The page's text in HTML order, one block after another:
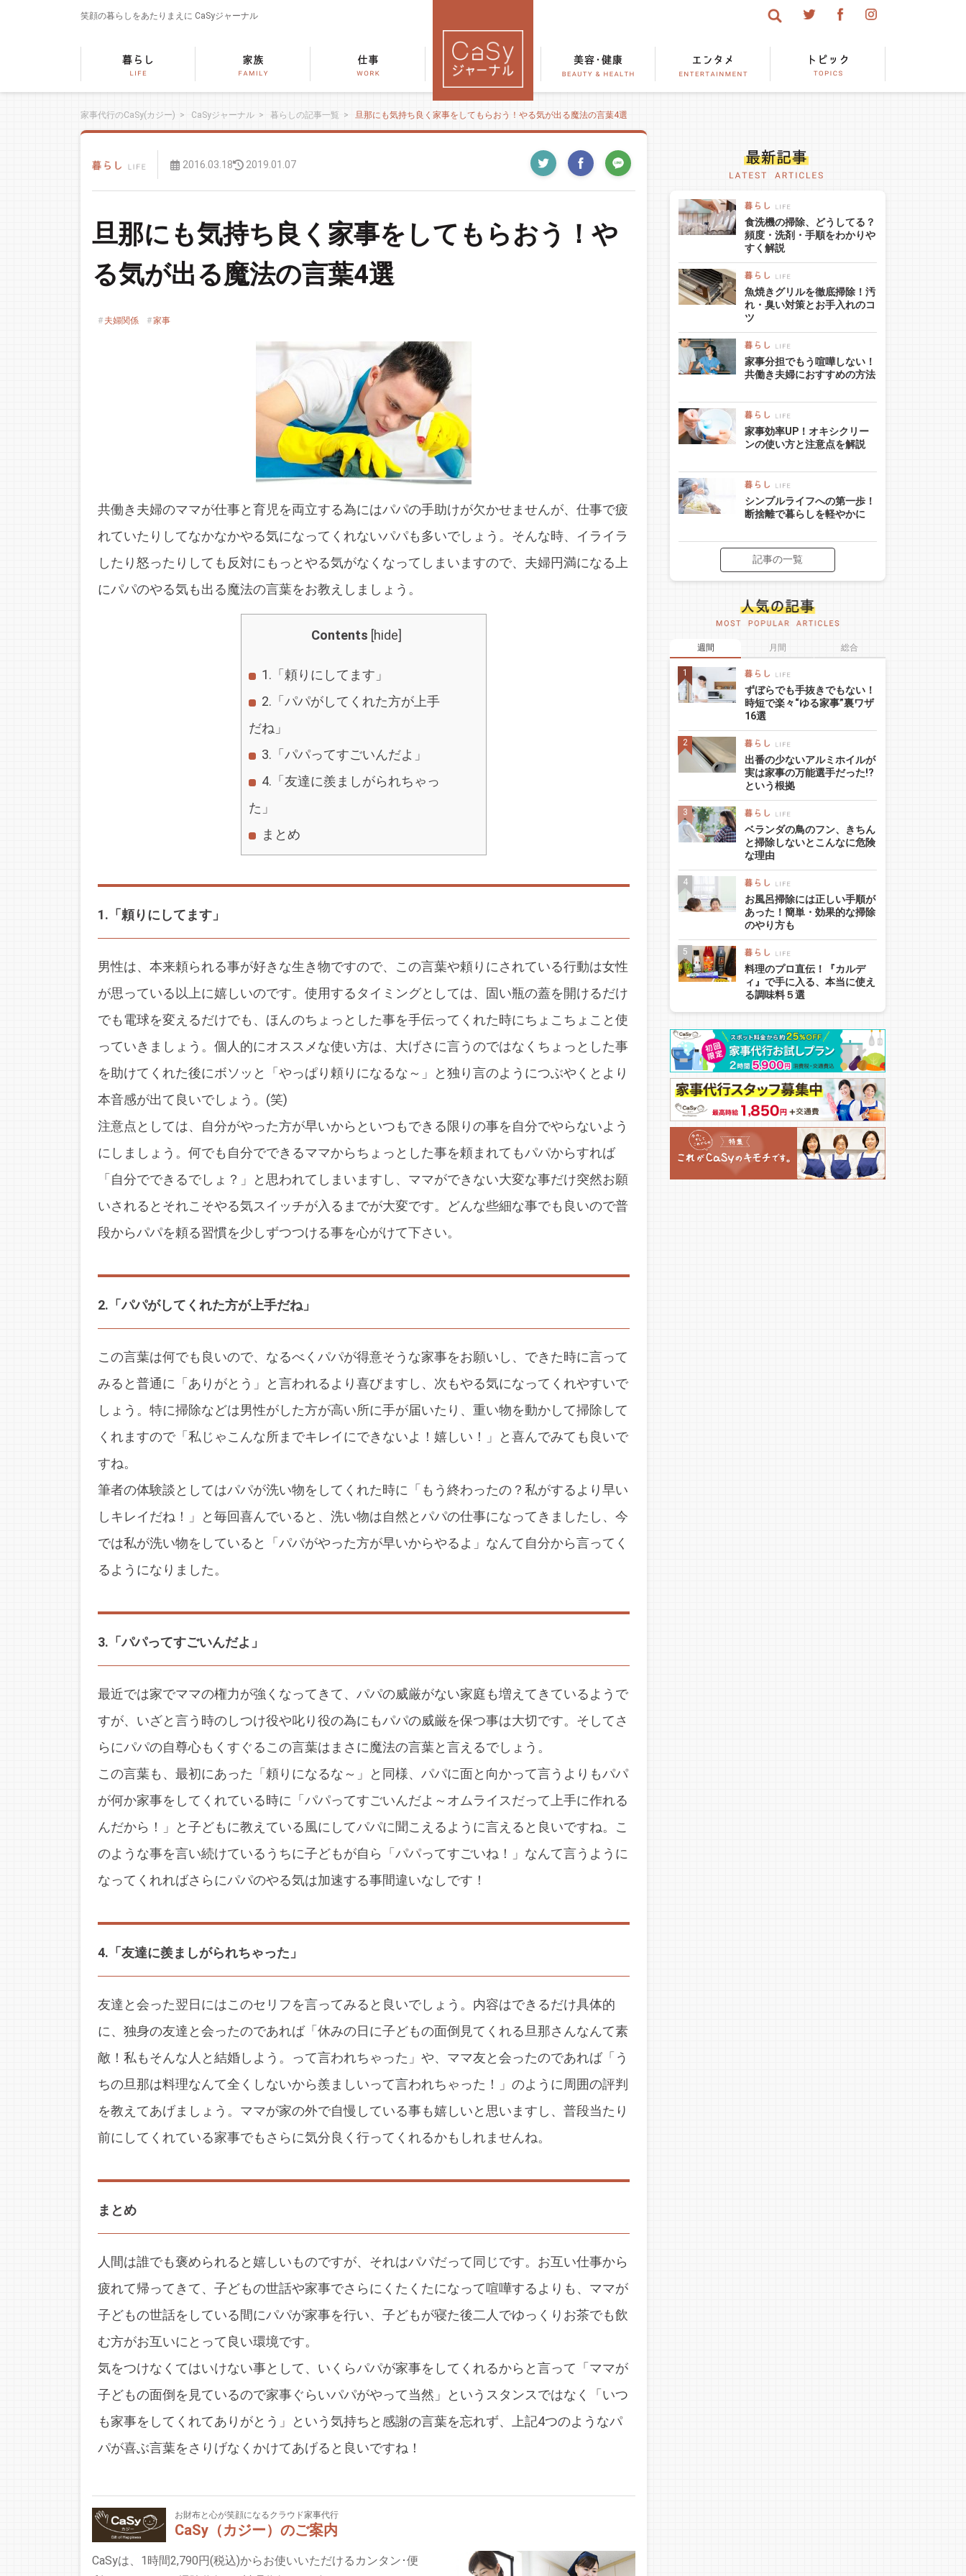
笑顔の暮らしをあたりまえに CaSyジャーナル
家事代行のCaSy(カジー) > CaSyジャーナル > 暮らしの記事一覧 > 旦那にも気持ち良く家事をしてもらおう！やる気が出る魔法の言葉4選
2016.03.18 2019.01.07
旦那にも気持ち良く家事をしてもらおう！や
る気が出る魔法の言葉4選
夫婦関係 家事
共働き夫婦のママが仕事と育児を両立する為にはパパの手助けが欠かせませんが、仕事で疲
れていたりしてなかなかやる気になってくれないパパも多いでしょう。そんな時、イライラ
したり怒ったりしても反対にもっとやる気がなくなってしまいますので、夫婦円満になる上
にパパのやる気も出る魔法の言葉をお教えしましょう。
Contents [hide]
1.「頼りにしてます」
2.「パパがしてくれた方が上手
だね」
3.「パパってすごいんだよ」
4.「友達に羨ましがられちゃっ
た」
まとめ
1.「頼りにしてます」
男性は、本来頼られる事が好きな生き物ですので、この言葉や頼りにされている行動は女性
が思っている以上に嬉しいのです。使用するタイミングとしては、固い瓶の蓋を開けるだけ
でも電球を変えるだけでも、ほんのちょっとした事を手伝ってくれた時にちょこちょこと使
っていきましょう。個人的にオススメな使い方は、大げさに言うのではなくちょっとした事
を助けてくれた後にボソッと「やっぱり頼りになるな～」と独り言のようにつぶやくとより
本音感が出て良いでしょう。(笑)
注意点としては、自分がやった方が早いからといつもできる限りの事を自分でやらないよう
にしましょう。何でも自分でできるママからちょっとした事を頼まれてもパパからすれば
「自分でできるでしょ？」と思われてしまいますし、ママができない大変な事だけ突然お願
いされるとそれこそやる気スイッチが入るまでが大変です。どんな些細な事でも良いので普
段からパパを頼る習慣を少しずつつける事を心がけて下さい。
2.「パパがしてくれた方が上手だね」
この言葉は何でも良いので、なるべくパパが得意そうな家事をお願いし、できた時に言って
みると普通に「ありがとう」と言われるより喜びますし、次もやる気になってくれやすいで
しょう。特に掃除などは男性がした方が高い所に手が届いたり、重い物を動かして掃除して
くれますので「私じゃこんな所までキレイにできないよ！嬉しい！」と喜んでみても良いで
すね。
筆者の体験談としてはパパが洗い物をしてくれた時に「もう終わったの？私がするより早い
しキレイだね！」と毎回喜んでいると、洗い物は自然とパパの仕事になってきましたし、今
では私が洗い物をしていると「パパがやった方が早いからやるよ」なんて自分から言ってく
るようになりました。
3.「パパってすごいんだよ」
最近では家でママの権力が強くなってきて、パパの威厳がない家庭も増えてきているようで
すが、いざと言う時のしつけ役や叱り役の為にもパパの威厳を保つ事は大切です。そしてさ
らにパパの自尊心もくすぐるこの言葉はまさに魔法の言葉と言えるでしょう。
この言葉も、最初にあった「頼りになるな～」と同様、パパに面と向かって言うよりもパパ
が何か家事をしてくれている時に「パパってすごいんだよ～オムライスだって上手に作れる
んだから！」と子どもに教えている風にしてパパに聞こえるように言えると良いですね。こ
のような事を言い続けているうちに子どもが自ら「パパってすごいね！」なんて言うように
なってくれればさらにパパのやる気は加速する事間違いなしです！
4.「友達に羨ましがられちゃった」
友達と会った翌日にはこのセリフを言ってみると良いでしょう。内容はできるだけ具体的
に、独身の友達と会ったのであれば「休みの日に子どもの面倒見てくれる旦那さんなんて素
敵！私もそんな人と結婚しよう。って言われちゃった」や、ママ友と会ったのであれば「う
ちの旦那は料理なんて全くしないから羨ましいって言われちゃった！」のように周囲の評判
を教えてあげましょう。ママが家の外で自慢している事も嬉しいと思いますし、普段当たり
前にしてくれている家事でもさらに気分良く行ってくれるかもしれませんね。
まとめ
人間は誰でも褒められると嬉しいものですが、それはパパだって同じです。お互い仕事から
疲れて帰ってきて、子どもの世話や家事でさらにくたくたになって喧嘩するよりも、ママが
子どもの世話をしている間にパパが家事を行い、子どもが寝た後二人でゆっくりお茶でも飲
む方がお互いにとって良い環境です。
気をつけなくてはいけない事として、いくらパパが家事をしてくれるからと言って「ママが
子どもの面倒を見ているので家事ぐらいパパがやって当然」というスタンスではなく「いつ
も家事をしてくれてありがとう」という気持ちと感謝の言葉を忘れず、上記4つのようなパ
パが喜ぶ言葉をさりげなくかけてあげると良いですね！
お財布と心が笑顔になるクラウド家事代行
CaSy（カジー）のご案内
CaSyは、1時間2,790円(税込)からお使いいただけるカンタン･便
食洗機の掃除、どうしてる？
頻度・洗剤・手順をわかりや
すく解説
魚焼きグリルを徹底掃除！汚
れ・臭い対策とお手入れのコ
ツ
家事分担でもう喧嘩しない！
共働き夫婦におすすめの方法
家事効率UP！オキシクリー
ンの使い方と注意点を解説
シンプルライフへの第一歩！
断捨離で暮らしを軽やかに
記事の一覧
週間 月間 総合
ずぼらでも手抜きでもない！
時短で楽々“ゆる家事”裏ワザ
16選
出番の少ないアルミホイルが
実は家事の万能選手だった!?
という根拠
ベランダの鳥のフン、きちん
と掃除しないとこんなに危険
な理由
お風呂掃除には正しい手順が
あった！簡単・効果的な掃除
のやり方も
料理のプロ直伝！『カルデ
ィ』で手に入る、本当に使え
る調味料５選